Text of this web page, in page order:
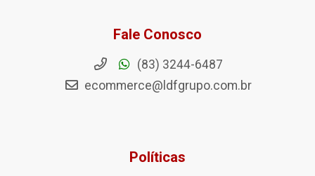
Fale Conosco
(83) 3244-6487
ecommerce@ldfgrupo.com.br
Políticas